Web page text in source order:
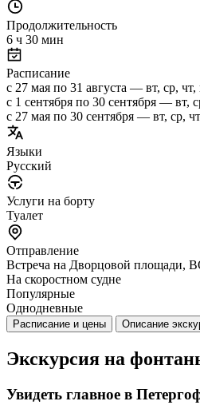
Продолжительность
6 ч 30 мин
Расписание
с 27 мая по 31 августа — вт, ср, чт,
с 1 сентября по 30 сентября — вт,
с 27 мая по 30 сентября — вт, ср,
Языки
Русский
Услуги на борту
Туалет
Отправление
Встреча на Дворцовой площади,
На скоростном судне
Популярные
Однодневные
Расписание и цены Описание
Экскурсия на
Увидеть главное в